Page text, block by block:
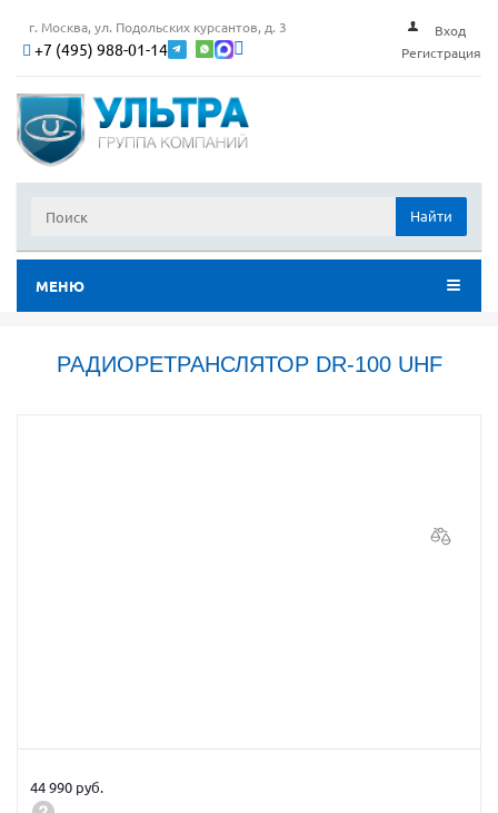
г. Москва, ул. Подольских курсантов, д. 3
+7 (495) 988-01-14
Вход
Регистрация
Найти
МЕНЮ
РАДИОРЕТРАНСЛЯТОР DR-100 UHF
44 990 руб.